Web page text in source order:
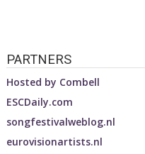
PARTNERS
Hosted by Combell
ESCDaily.com
songfestivalweblog.nl
eurovisionartists.nl